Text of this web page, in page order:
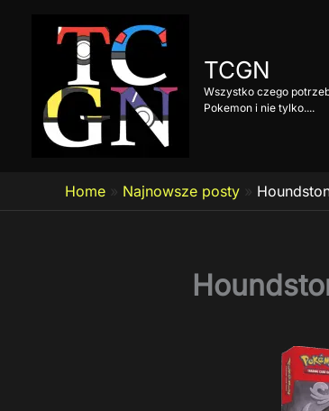
TCGN
Wszystko czego
Pokemon i nie tylko....
Home » Najnowsze posty »